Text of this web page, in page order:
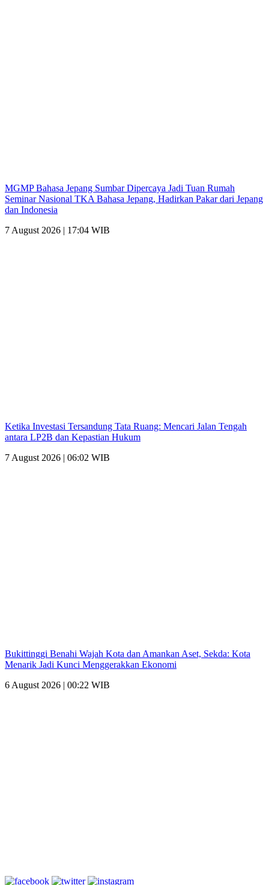
MGMP Bahasa Jepang Sumbar Dipercaya Jadi Tuan Rumah
Seminar Nasional TKA Bahasa Jepang, Hadirkan Pakar dari Jepang
dan Indonesia
7 August 2026 | 17:04 WIB
Ketika Investasi Tersandung Tata Ruang: Mencari Jalan Tengah
antara LP2B dan Kepastian Hukum
7 August 2026 | 06:02 WIB
Bukittinggi Benahi Wajah Kota dan Amankan Aset, Sekda: Kota
Menarik Jadi Kunci Menggerakkan Ekonomi
6 August 2026 | 00:22 WIB